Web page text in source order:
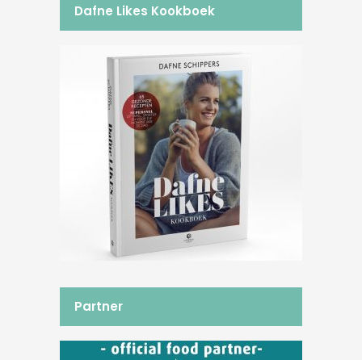
Dafne Likes Kookboek
Partner